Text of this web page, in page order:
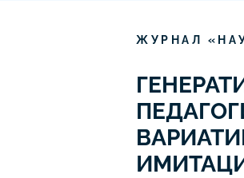
ЖУРНАЛ